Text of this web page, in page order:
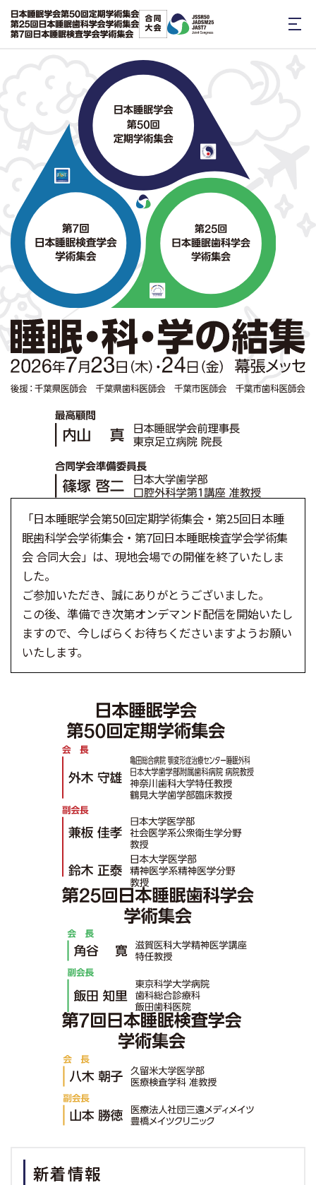
「日本睡眠学会第50回定期学術集会・第25回日本睡
眠歯科学会学術集会・第7回日本睡眠検査学会学術集
会 合同大会」は、現地会場での開催を終了いたしま
した。
ご参加いただき、誠にありがとうございました。
この後、準備でき次第オンデマンド配信を開始いたし
ますので、今しばらくお待ちくださいますようお願い
いたします。
新着情報